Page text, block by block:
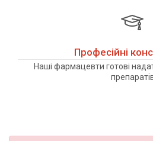
Професійні
Наші фармацевти готові